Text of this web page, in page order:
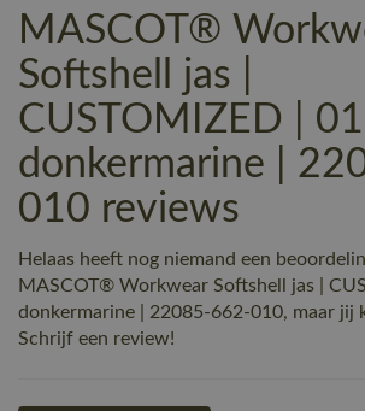
MASCOT®
Softshell jas |
CUSTOMIZED |
donkermarine |
010 reviews
Helaas heeft nog niemand een
MASCOT® Workwear Softshell jas |
donkermarine | 22085-662-010, maar jij
Schrijf een review!